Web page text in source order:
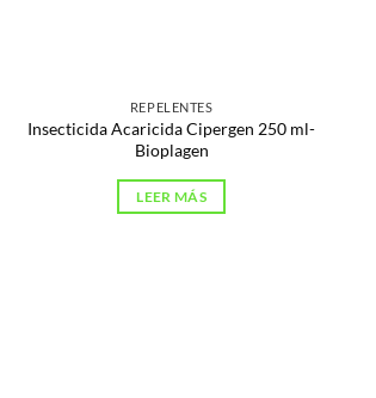
REPELENTES
Insecticida Acaricida Cipergen 250 ml-
Bioplagen
LEER MÁS